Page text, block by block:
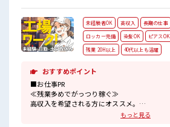
未経験者OK 高収入 長期の仕事
ロッカー完備
染髪OK ピアスOK
残業 20H以上
40代以上も活躍
おすすめポイント
■お仕事PR
≪残業多めでがっつり稼ぐ≫
高収入を希望される方にオススメ。
残業は月20時間以上あります♪もっと見る